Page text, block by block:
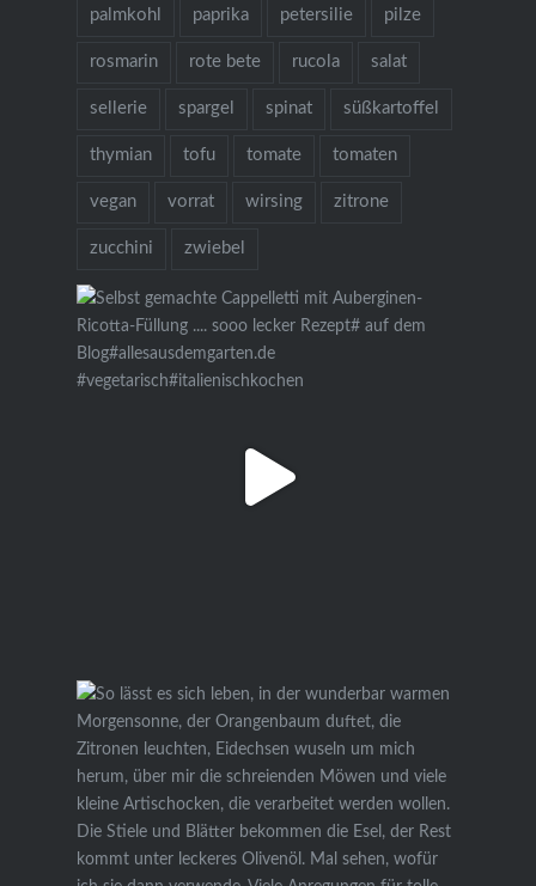
palmkohl paprika petersilie pilze
rosmarin rote bete rucola salat
sellerie spargel spinat süßkartoffel
thymian tofu tomate tomaten
vegan vorrat wirsing zitrone
zucchini zwiebel